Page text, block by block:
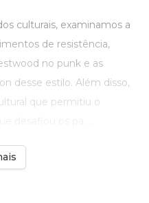
culturais, examinamos a
de resistência,
no punk e as
desse estilo. Além disso,
que permitiu o